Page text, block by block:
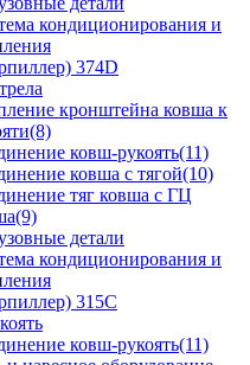
кондиционирования и
374D
кронштейна ковша к
ковш-рукоять(11)
ковша с тягой(10)
тяг ковша с ГЦ
детали
кондиционирования и
315C
ковш-рукоять(11)